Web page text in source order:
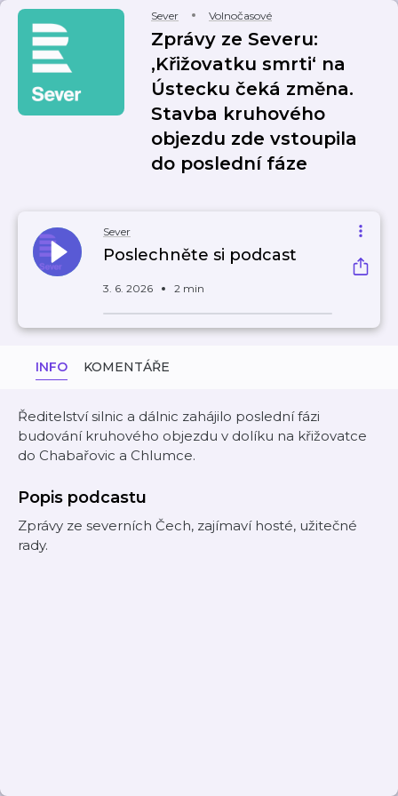
Sever Volnočasové
Zprávy ze Severu:
‚Křižovatku smrti‘ na
Ústecku čeká změna.
Stavba kruhového
objezdu zde vstoupila
do poslední fáze
Sever
Poslechněte si podcast
3. 6. 2026 2 min
INFO KOMENTÁŘE
Ředitelství silnic a dálnic zahájilo poslední fázi
budování kruhového objezdu v dolíku na křižovatce
do Chabařovic a Chlumce.
Popis podcastu
Zprávy ze severních Čech, zajímaví hosté, užitečné
rady.